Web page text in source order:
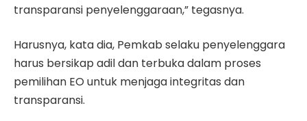
transparansi penyelenggaraan,” tegasnya.
Harusnya, kata dia, Pemkab selaku penyelenggara
harus bersikap adil dan terbuka dalam proses
pemilihan EO untuk menjaga integritas dan
transparansi.